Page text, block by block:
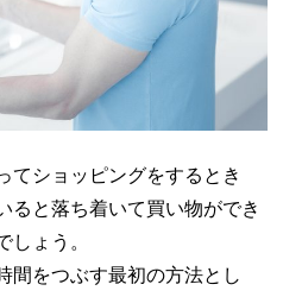
てショッピングをするとき
ると落ち着いて買い物ができ
しょう。
間をつぶす最初の方法とし